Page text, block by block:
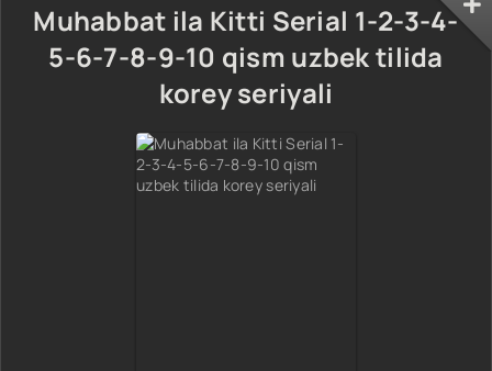
Muhabbat ila Kitti Serial 1-2-3-4-
5-6-7-8-9-10 qism uzbek tilida
korey seriyali